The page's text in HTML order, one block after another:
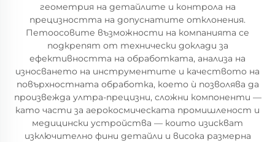
геометрия на детайлите и контрола на
прецизността на допуснатите отклонения.
Петоосовите възможности на компанията се
подкрепят от технически доклади за
ефективността на обработката, анализа на
износването на инструментите и качеството на
повърхностната обработка, което ѝ позволява да
произвежда ултра-прецизни, сложни компоненти —
като части за аерокосмическата промишленост и
медицински устройства — които изискват
изключително фини детайли и висока размерна